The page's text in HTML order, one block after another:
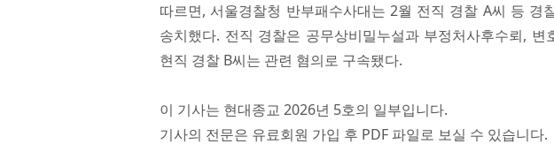
따르면, 서울경찰청 반부패수사대는 2월 전직 경찰 A씨 등 경
송치했다. 전직 경찰은 공무상비밀누설과 부정처사후수뢰,
현직 경찰 B씨는 관련 혐의로 구속됐다.
이 기사는 현대종교 2026년 5호의 일부입니다.
기사의 전문은 유료회원 가입 후 PDF 파일로 보실 수 있습니다.